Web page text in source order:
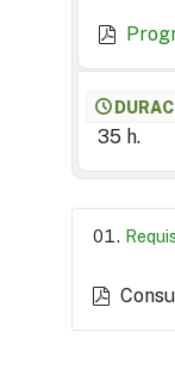
35 h.